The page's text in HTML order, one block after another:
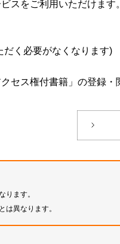
スをご利用いただけます。
く必要がなくなります)
セス権付書籍」の登録・
ります。
は異なります。